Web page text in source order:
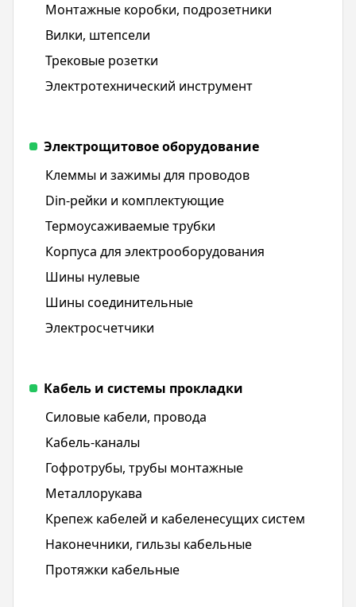
Монтажные коробки, подрозетники
Вилки, штепсели
Трековые розетки
Электротехнический инструмент
Электрощитовое оборудование
Клеммы и зажимы для проводов
Din-рейки и комплектующие
Термоусаживаемые трубки
Корпуса для электрооборудования
Шины нулевые
Шины соединительные
Электросчетчики
Кабель и системы прокладки
Силовые кабели, провода
Кабель-каналы
Гофротрубы, трубы монтажные
Металлорукава
Крепеж кабелей и кабеленесущих систем
Наконечники, гильзы кабельные
Протяжки кабельные